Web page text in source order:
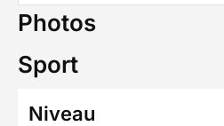
Photos
Sport
Niveau